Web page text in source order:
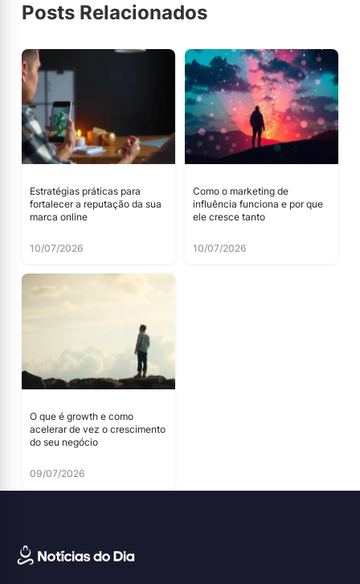
Posts Relacionados
Estratégias práticas para
fortalecer a reputação da sua
marca online
10/07/2026
Como o marketing de
influência funciona e por que
ele cresce tanto
10/07/2026
O que é growth e como
acelerar de vez o crescimento
do seu negócio
09/07/2026